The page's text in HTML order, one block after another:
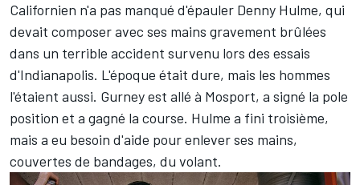
Californien n'a pas manqué d'épauler Denny Hulme, qui
devait composer avec ses mains gravement brûlées
dans un terrible accident survenu lors des essais
d'Indianapolis. L'époque était dure, mais les hommes
l'étaient aussi. Gurney est allé à Mosport, a signé la pole
position et a gagné la course. Hulme a fini troisième,
mais a eu besoin d'aide pour enlever ses mains,
couvertes de bandages, du volant.